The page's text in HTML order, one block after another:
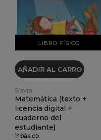
LIBRO FÍSICO
AÑADIR AL CARRO
Savia
Matemática (texto +
licencia digital +
cuaderno del
estudiante)
1º básico